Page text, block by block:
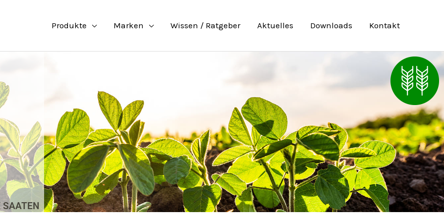
Produkte Marken Wissen / Ratgeber Aktuelles Downloads Kontakt
SAATEN